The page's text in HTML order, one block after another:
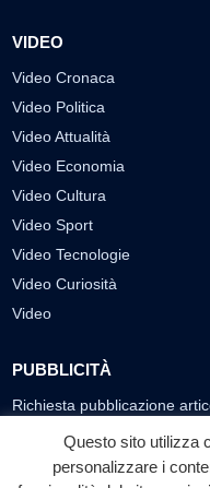
VIDEO
Video Cronaca
Video Politica
Video Attualità
Video Economia
Video Cultura
Video Sport
Video Tecnologie
Video Curiosità
Video
PUBBLICITÀ
Richiesta pubblicazione
SEGUICI SUI SOCIAL
Questo sito utilizza
personalizzare i